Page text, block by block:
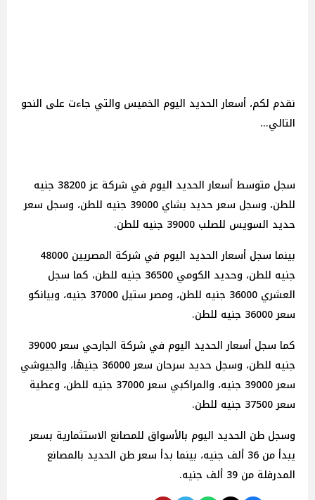
نقدم لكم، أسعار الحديد اليوم الخميس والتي جاءت على النحو
التالي...
سجل متوسط أسعار الحديد اليوم في شركة عز 38200 جنيه
للطن، وسجل سعر حديد بشاي 39000 جنيه للطن، وسجل سعر
حديد السويس للصلب 39000 جنيه للطن.
بينما سجل أسعار الحديد اليوم في شركة المصريين 48000
جنيه للطن، وحديد الكومي 36500 جنيه للطن، كما سجل
العشري 36000 جنيه للطن، ومصر ستيل 37000 جنيه، وبيانكو
سعر 36000 جنيه للطن.
كما سجل أسعار الحديد اليوم في شركة الجارحي سعر 39000
جنيه للطن، وسجل حديد سرحان سعر 36000 جنيهًا، والجيوشي
سعر 39000 جنيه، والمراكبي سعر 37000 جنيه للطن، وعطية
سعر 37500 جنيه للطن.
وسجل طن الحديد اليوم بالأسواق للمصانع الاستثمارية بسعر
يبدأ من 36 ألف جنيه، بينما بدأ سعر طن الحديد بالمصانع
المدرفلة من 39 ألف جنيه.